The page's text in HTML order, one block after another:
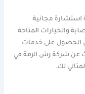
استشارة مجانية
والخيارات المتاحة
الحصول على خدمات
عن شركة رش الرمة في
لك.